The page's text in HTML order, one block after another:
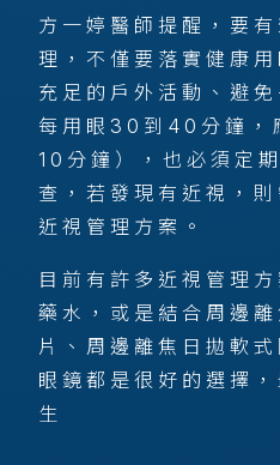
方一婷醫師提醒，要
理，不僅要落實健康
充足的戶外活動、避
每用眼30到40分鐘，
10分鐘），也必須定
查，若發現有近視，
近視管理方案。
目前有許多近視管理
藥水，或是結合周邊
片、周邊離焦日拋軟
眼鏡都是很好的選擇
生